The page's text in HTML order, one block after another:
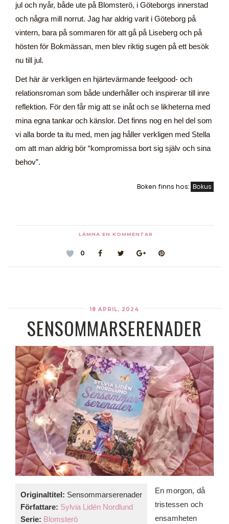
jul och nyår, både ute på Blomsterö, i Göteborgs innerstad
och några mill norrut. Jag har aldrig varit i Göteborg på
vintern, bara på sommaren för att gå på Liseberg och på
hösten för Bokmässan, men blev riktig sugen på ett besök
nu till jul.
Det här är verkligen en hjärtevärmande feelgood- och
relationsroman som både underhåller och inspirerar till inre
reflektion. För den får mig att se inåt och se likheterna med
mina egna tankar och känslor. Det finns nog en hel del som
vi alla borde ta itu med, men jag håller verkligen med Stella
om att man aldrig bör “kompromissa bort sig själv och sina
behov”.
Boken finns hos: Bokus
LÄMNA EN KOMMENTAR
0
18 APRIL, 2024
SENSOMMARSERENADER
Originaltitel: Sensommarserenader
Författare: Sylvia Lidén Nordlund
Serie: Blomsterö
En morgon, då
tristessen och
ensamheten